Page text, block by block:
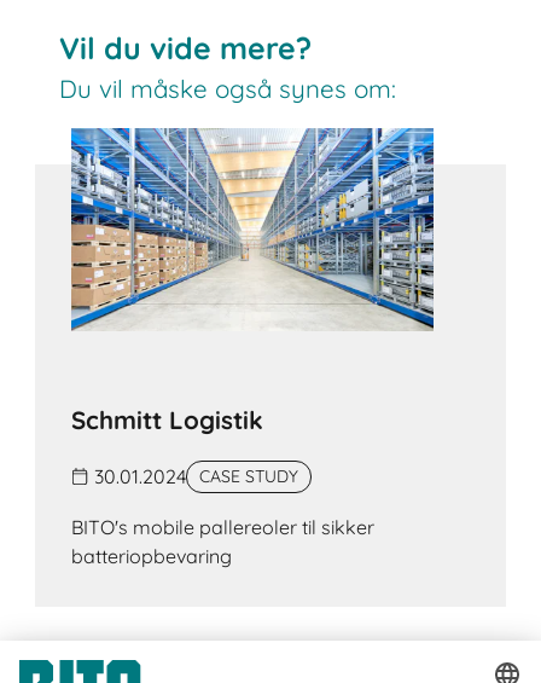
Vil du vide mere?
Du vil måske også synes om:
Schmitt Logistik
30.01.2024 CASE STUDY
BITO's mobile pallereoler til sikker
batteriopbevaring